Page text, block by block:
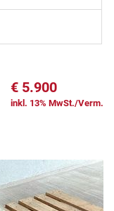
€ 5.900
inkl. 13% MwSt./Verm.